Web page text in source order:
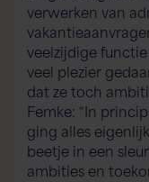
verwerken van
veelzijdige
veel plezier
dat ze toch
Femke: “In
ging alles
beetje in een
ambities en
Hallo! Hoe kan ik